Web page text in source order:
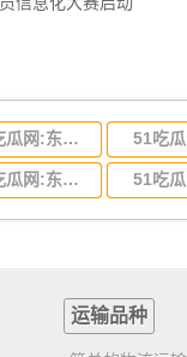
51吃瓜网:东莞到陕西省物流运输,东莞到陕西省物流公司
51吃瓜网:东莞到福建省物流运输,东莞到福建省物流公司
运输品种